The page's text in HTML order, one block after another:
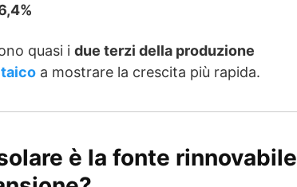
quasi i due terzi della produzione
a mostrare la crescita più rapida.
è la fonte rinnovabile